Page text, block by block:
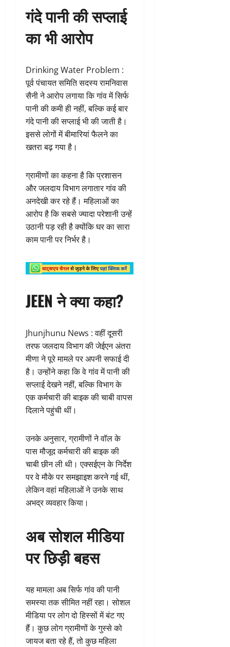
गंदे पानी की सप्लाई
का भी आरोप
Drinking Water Problem :
पूर्व पंचायत समिति सदस्य रामनिवास
सैनी ने आरोप लगाया कि गांव में सिर्फ
पानी की कमी ही नहीं, बल्कि कई बार
गंदे पानी की सप्लाई भी की जाती है।
इससे लोगों में बीमारियां फैलने का
खतरा बढ़ गया है।
ग्रामीणों का कहना है कि प्रशासन
और जलदाय विभाग लगातार गांव की
अनदेखी कर रहे हैं। महिलाओं का
आरोप है कि सबसे ज्यादा परेशानी उन्हें
उठानी पड़ रही है क्योंकि घर का सारा
काम पानी पर निर्भर है।
JEEN ने क्या कहा?
Jhunjhunu News : वहीं दूसरी
तरफ जलदाय विभाग की जेईएन अंतरा
मीणा ने पूरे मामले पर अपनी सफाई दी
है। उन्होंने कहा कि वे गांव में पानी की
सप्लाई देखने नहीं, बल्कि विभाग के
एक कर्मचारी की बाइक की चाबी वापस
दिलाने पहुंची थीं।
उनके अनुसार, ग्रामीणों ने वॉल के
पास मौजूद कर्मचारी की बाइक की
चाबी छीन ली थी। एक्सईएन के निर्देश
पर वे मौके पर समझाइश करने गई थीं,
लेकिन वहां महिलाओं ने उनके साथ
अभद्र व्यवहार किया।
अब सोशल मीडिया
पर छिड़ी बहस
यह मामला अब सिर्फ गांव की पानी
समस्या तक सीमित नहीं रहा। सोशल
मीडिया पर लोग दो हिस्सों में बंट गए
हैं। कुछ लोग ग्रामीणों के गुस्से को
जायज बता रहे हैं, तो कुछ महिला